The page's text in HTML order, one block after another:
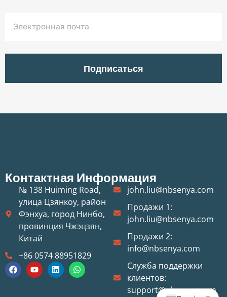
Подписаться
Контактная Информация
№ 138 Huiming Road,
улица Цзянкоу, район
Фэнхуа, город Нинбо,
провинция Чжэцзян,
Китай
+86 0574 88951829
john.liu@nbsenya.com
Продажи 1:
john.liu@nbsenya.com
Продажи 2:
info@nbsenya.com
Служба поддержки
клиентов:
support@nbsenya.com